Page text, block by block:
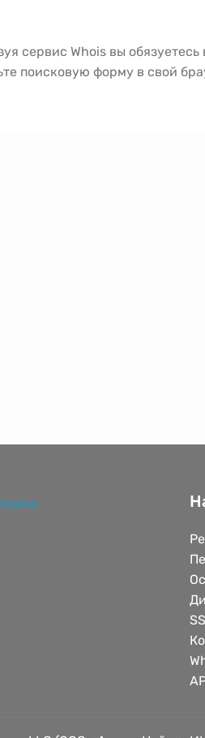
сервис Whois вы обязуетесь
поисковую форму в свой